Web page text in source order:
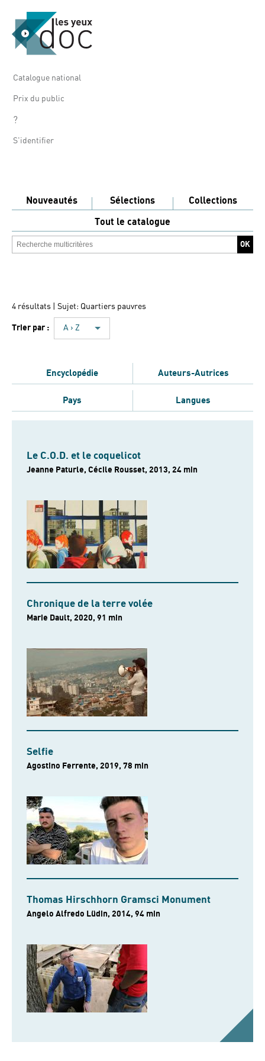
Catalogue national
Prix du public
?
S'identifier
Nouveautés Sélections
Collections
Tout le catalogue
4 résultats | Sujet: Quartiers pauvres
Trier par : A › Z
Encyclopédie Auteurs-Autrices
Pays Langues
Le C.O.D. et le coquelicot
Jeanne Paturle, Cécile Rousset, 2013, 24 min
Chronique de la terre volée
Marie Dault, 2020, 91 min
Selfie
Agostino Ferrente, 2019, 78 min
Thomas Hirschhorn Gramsci Monument
Angelo Alfredo Lüdin, 2014, 94 min